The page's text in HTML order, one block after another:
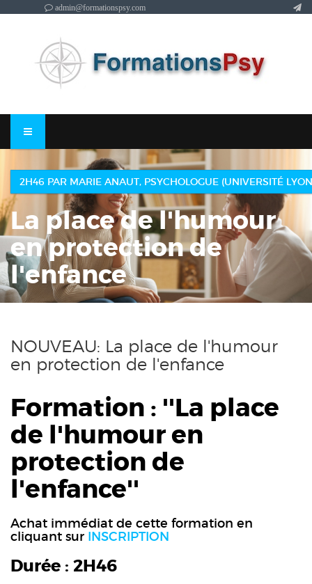
admin@formationspsy.com
2H46 PAR MARIE ANAUT, PSYCHOLOGUE (UNIVERSITÉ
La place de l'humour
en protection de
l'enfance
NOUVEAU: La place de l'humour
en protection de l'enfance
Formation : ''La place
de l'humour en
protection de
l'enfance''
Achat immédiat de cette formation en
cliquant sur INSCRIPTION
Durée : 2H46